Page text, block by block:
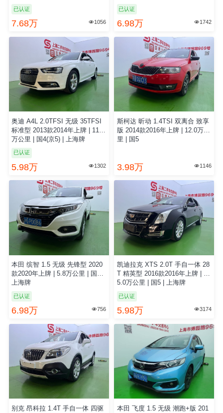
已认证
7.68万  1056
已认证
6.98万  1742
奥迪 A4L 2.0TFSI 无级 35TFSI
标准型 2013款2014年上牌 | 11.6
万公里 | 国4(京5) | 上海牌
已认证
5.98万  1302
斯柯达 昕动 1.4TSI 双离合 致享
版 2014款2016年上牌 | 12.0万公
里 | 国5
3.98万  1146
本田 缤智 1.5 无级 先锋型 2020
款2020年上牌 | 5.8万公里 | 国6 |
上海牌
已认证
6.98万 756
凯迪拉克 XTS 2.0T 手自一体 28
T 精英型 2016款2016年上牌 | 1
5.0万公里 | 国5 | 上海牌
已认证
5.98万 3174
别克 昂科拉 1.4T 手自一体 四驱 本田 飞度 1.5 无级 潮跑+版 201